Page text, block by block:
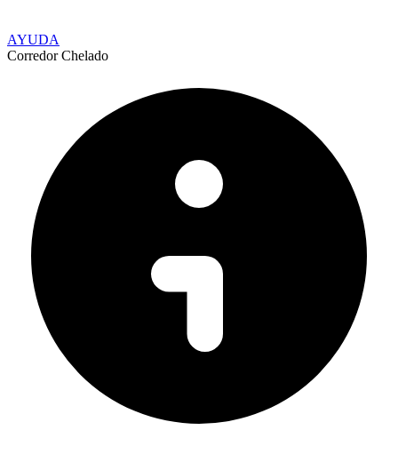
AYUDA
Corredor Chelado